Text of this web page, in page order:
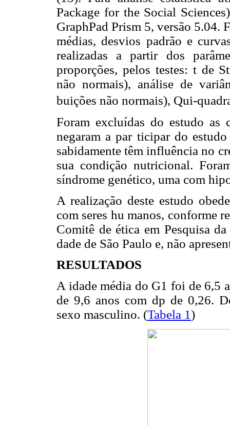
Package for the Social
GraphPad Prism 5, versão 5.04.
médias, desvios padrão e
realizadas a partir dos
proporções, pelos testes: t de
não normais), análise de
buições não normais), Qui-
Foram excluídas do estudo as
negaram a par ticipar do
sabidamente têm influência no
sua condição nutricional.
síndrome genético, uma com
A realização deste estudo
com seres hu manos, conforme
Comitê de ética em Pesquisa
dade de São Paulo e, não
RESULTADOS
A idade média do G1 foi de 6,5
de 9,6 anos com dp de 0,26.
sexo masculino. (Tabela 1)